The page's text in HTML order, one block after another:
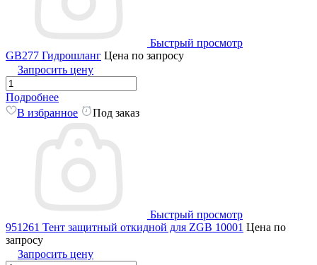
Быстрый просмотр
GB277 Гидрошланг Цена по запросу
Запросить цену
Подробнее
В избранное
Под заказ
Быстрый просмотр
951261 Тент защитный откидной для ZGB 10001 Цена по
запросу
Запросить цену